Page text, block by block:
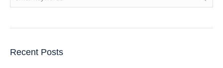
Recent Posts